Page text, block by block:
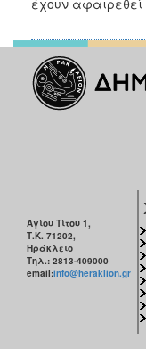
ΔΗΜΟΤΗΣ
ΕΠΙΣΚΕΠΤΗΣ
Αγίου Τίτου 1,
Τ.Κ. 71202,
Ηράκλειο
Τηλ.: 2813-409000
email:info@heraklion.gr